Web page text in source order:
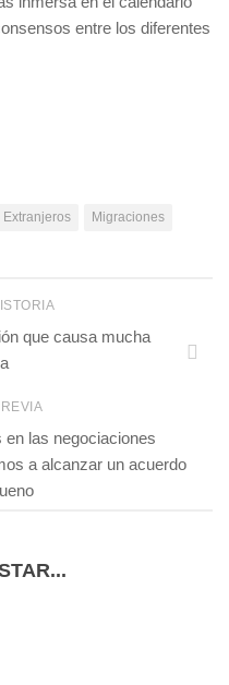
entre los diferentes
Extranjeros Migraciones
que causa mucha
las negociaciones
a alcanzar un acuerdo